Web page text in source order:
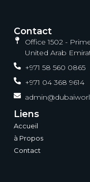
Contact
Office 1502 -
United Arab
+971 58 560 0865
+971 04 368 9614
Liens
Accueil
à Propos
Contact